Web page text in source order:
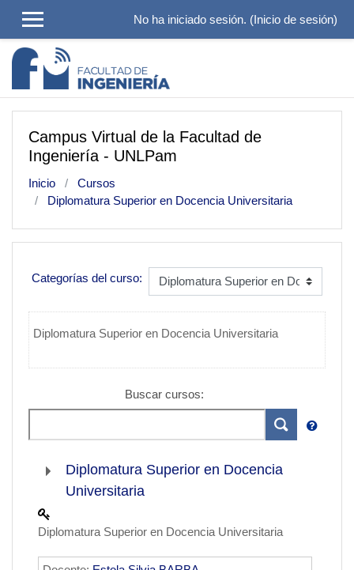
No ha iniciado sesión. (Inicio de sesión)
Campus Virtual de la Facultad de
Ingeniería - UNLPam
Inicio
Cursos
Diplomatura Superior en Docencia Universitaria
Categorías del curso:
Diplomatura Superior en Docencia Universitaria
Buscar cursos:
Diplomatura Superior en Docencia
Universitaria
Diplomatura Superior en Docencia Universitaria